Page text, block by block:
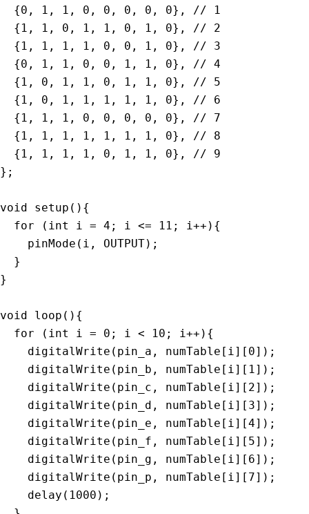
{0 , 1 , 1 , 0 , 0 , 0 , 0 , 0} ,
// 1
{ 1 , 1 , 0 , 1 , 1 , 0 , 1 , 0} ,
// 2
{ 1 , 1 , 1 , 1 , 0 , 0 , 1 , 0} ,
// 3
{0 , 1 , 1 , 0 , 0 , 1 , 1 , 0} ,
// 4
{ 1 , 0 , 1 , 1 , 0 , 1 , 1 , 0} ,
// 5
{ 1 , 0 , 1 , 1 , 1 , 1 , 1 , 0} ,
// 6
{ 1 , 1 , 1 , 0 , 0 , 0 , 0 , 0} ,
// 7
{ 1 , 1 , 1 , 1 , 1 , 1 , 1 , 0} ,
// 8
{ 1 , 1 , 1 , 1 , 0 , 1 , 1 , 0} ,
// 9
} ;
void setup ( ) {
for
( int i = 4 ; i <= 11 ; i++ ) {
pinMode ( i , OUTPUT) ;
}
}
void loop ( ) {
for
( int i = 0 ; i < 10 ; i++ ) {
digitalWrite ( pin_a , numTable [ i] [ 0] ) ;
digitalWrite ( pin_b , numTable [ i] [ 1] ) ;
digitalWrite ( pin_c , numTable [ i] [ 2] ) ;
digitalWrite ( pin_d , numTable [ i] [ 3] ) ;
digitalWrite ( pin_e , numTable [ i] [4] ) ;
digitalWrite ( pin_f , numTable [ i] [ 5] ) ;
digitalWrite ( pin_g , numTable [ i] [ 6] ) ;
digitalWrite ( pin_p , numTable [ i] [ 7] ) ;
delay ( 1000 ) ;